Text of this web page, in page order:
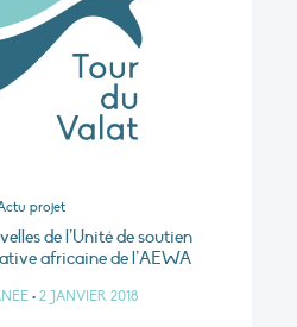
projet
de l’Unité de soutien
africaine de l’AEWA
• 2 JANVIER 2018